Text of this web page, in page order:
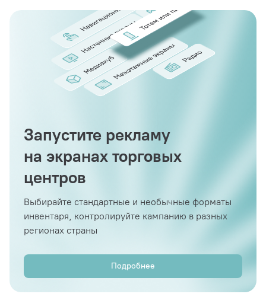
Запустите рекламу
на экранах торговых
центров
Выбирайте стандартные и необычные форматы
инвентаря, контролируйте кампанию в разных
регионах страны
Подробнее